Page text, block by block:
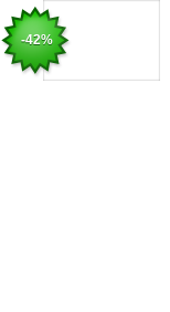
-30%
-42%